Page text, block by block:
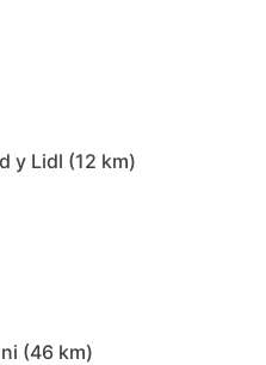
y Lidl (12 km)
(46 km)